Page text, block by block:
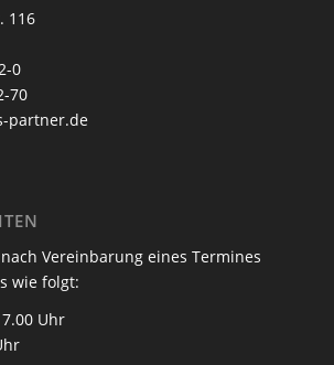
116
0
70
partner.de
Vereinbarung eines Termines
wie folgt:
Uhr